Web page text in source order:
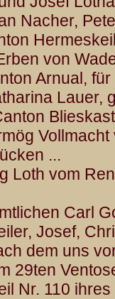
Nacher,
von
Arnual,
Lauer,
...
Loth vom
Carl
Josef,
dem uns
29ten
Nr. 110